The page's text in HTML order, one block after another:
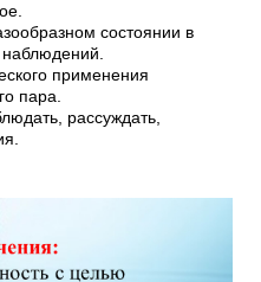
состоянии в
применения
пара.
рассуждать,